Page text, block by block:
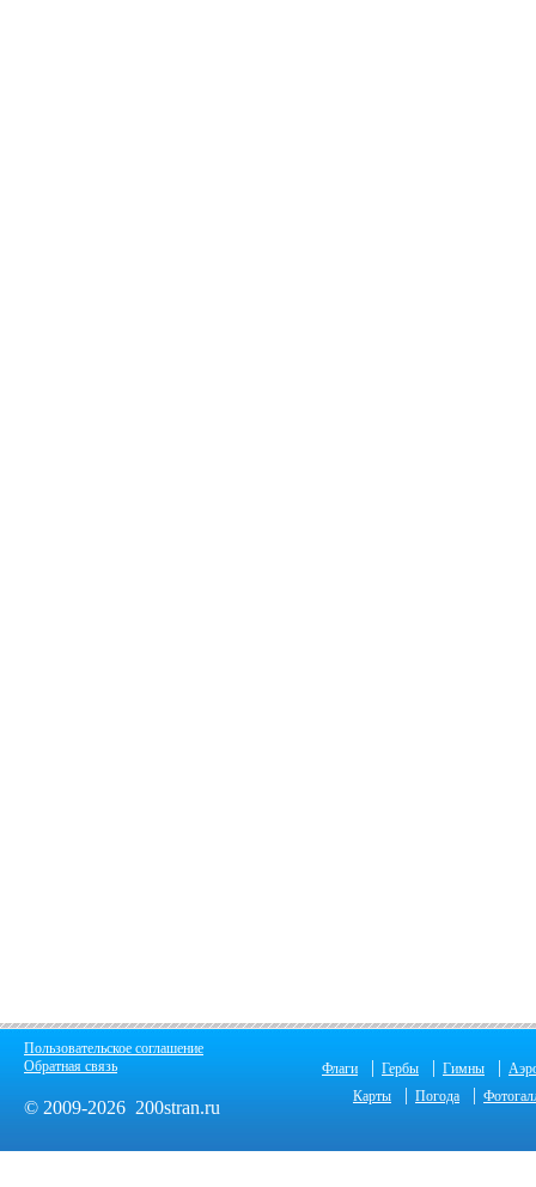
Пользовательское соглашение
Обратная связь
© 2009-2026 200stran.ru
Флаги | Гербы | Гимны |
Карты
| Погода |